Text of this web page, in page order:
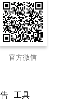
官方微信
| 工具